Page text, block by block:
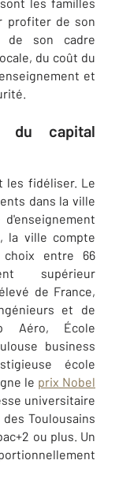
profiter de son
de son cadre
du coût du
et
du capital
les fidéliser. Le
dans la ville
la ville compte
entre 66
supérieur
de France,
et de
Aéro, École
business
école
le prix Nobel
universitaire
Toulousains
ou plus. Un